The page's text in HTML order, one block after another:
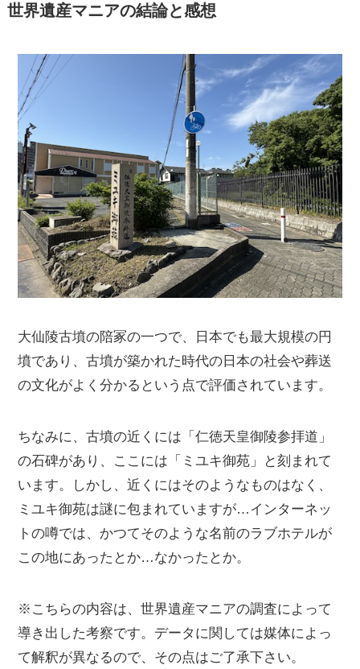
世界遺産マニアの結論と感想
大仙陵古墳の陪冢の一つで、日本でも最大規模の円
墳であり、古墳が築かれた時代の日本の社会や葬送
の文化がよく分かるという点で評価されています。
ちなみに、古墳の近くには「仁徳天皇御陵参拝道」
の石碑があり、ここには「ミユキ御苑」と刻まれて
います。しかし、近くにはそのようなものはなく、
ミユキ御苑は謎に包まれていますが…インターネッ
トの噂では、かつてそのような名前のラブホテルが
この地にあったとか…なかったとか。
※こちらの内容は、世界遺産マニアの調査によって
導き出した考察です。データに関しては媒体によっ
て解釈が異なるので、その点はご了承下さい。